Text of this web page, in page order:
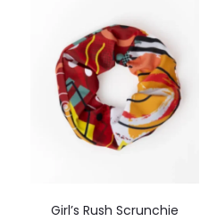
Girl’s Rush Scrunchie